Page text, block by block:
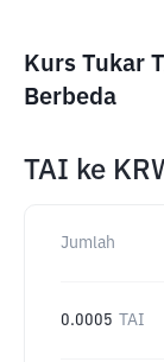
Kurs Tukar
Berbeda
TAI ke
Jumlah
0.0005 TAI